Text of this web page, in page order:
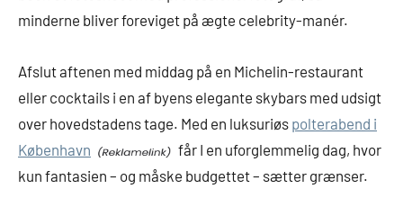
minderne bliver foreviget på ægte celebrity-manér.
Afslut aftenen med middag på en Michelin-restaurant
eller cocktails i en af byens elegante skybars med udsigt
over hovedstadens tage. Med en luksuriøs polterabend i
København
får I en uforglemmelig dag, hvor
kun fantasien – og måske budgettet – sætter grænser.